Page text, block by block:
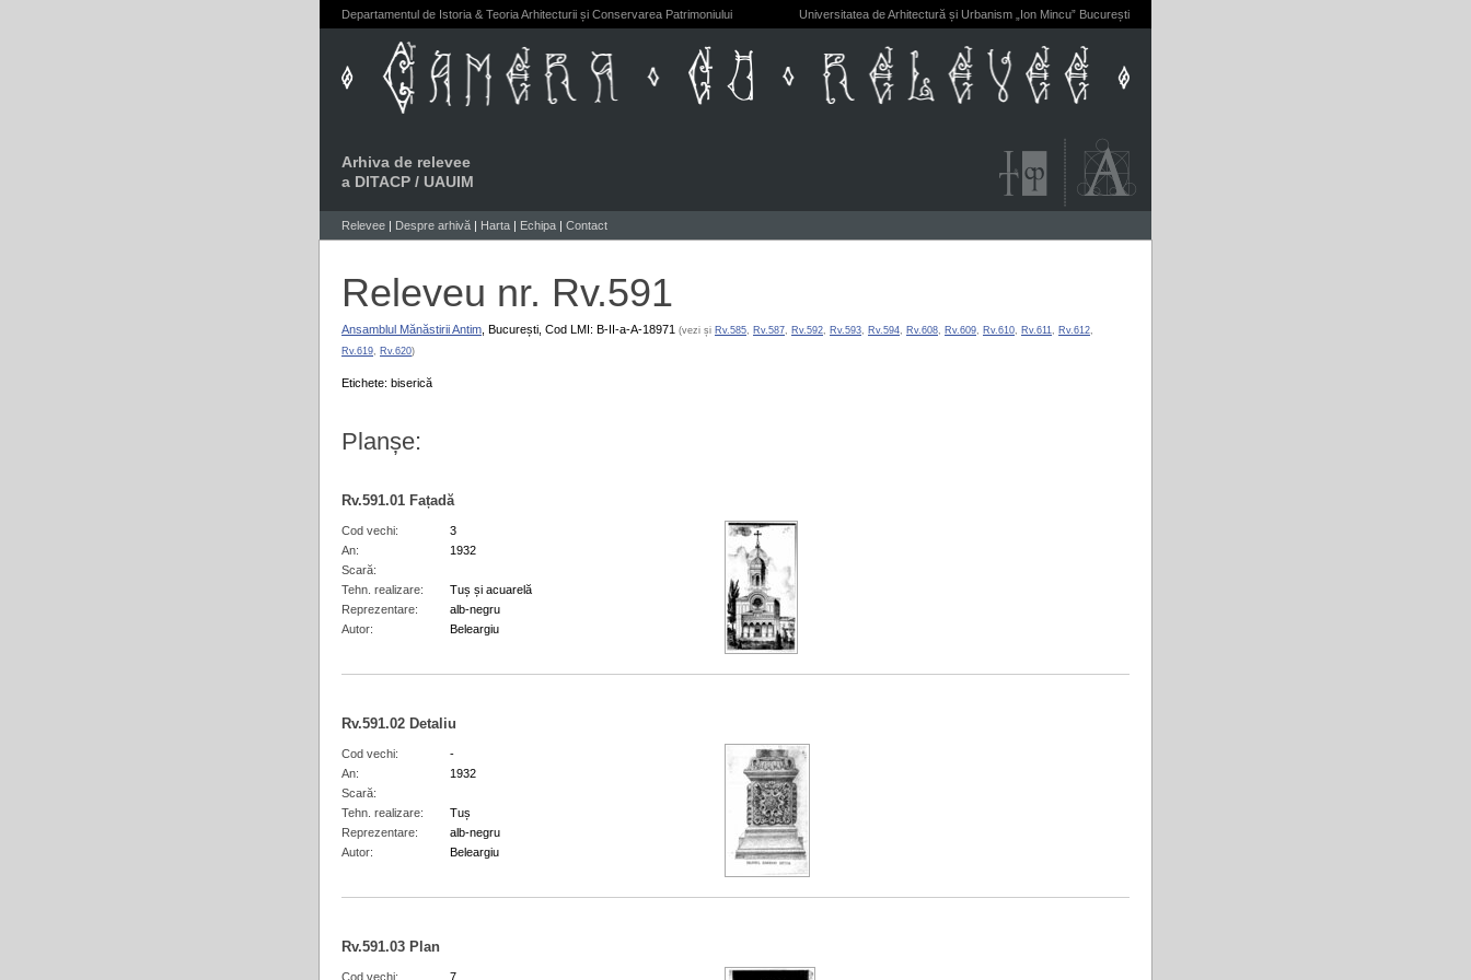
Departamentul de Istoria & Teoria Arhitecturii și Conservarea Patrimoniului Universitatea de Arhitectură și Urbanism „Ion Mincu” București
Arhiva de relevee
a DITACP / UAUIM
Relevee | Despre arhivă | Harta | Echipa | Contact
Releveu nr. Rv.591
Ansamblul Mănăstirii Antim , București, Cod LMI: B-II-a-A-18971 (vezi și Rv.585, Rv.587, Rv.592, Rv.593, Rv.594, Rv.608, Rv.609, Rv.610, Rv.611, Rv.612,
Rv.619, Rv.620)
Etichete: biserică
Planșe:
Rv.591.01 Fațadă
Cod vechi
3
An
1932
Scară
Tehn. realizare
Tuș și acuarelă
Reprezentare
alb-negru
Autor
Beleargiu
Rv.591.02 Detaliu
Cod vechi
-
An
1932
Scară
Tehn. realizare
Tuș
Reprezentare
alb-negru
Autor
Beleargiu
Rv.591.03 Plan
Cod vechi 7